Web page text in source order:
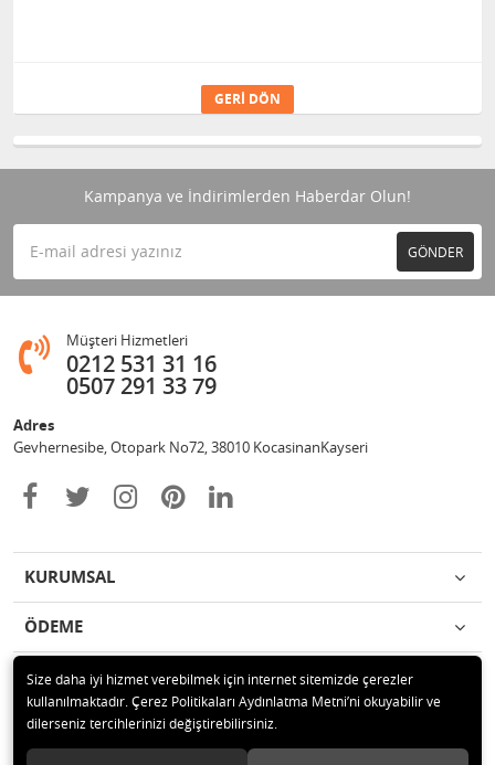
GERI DÖN
Kampanya ve İndirimlerden Haberdar Olun!
GÖNDER
Müşteri Hizmetleri
0212 531 31 16
0507 291 33 79
Adres
Gevhernesibe, Otopark No72, 38010 KocasinanKayseri
KURUMSAL
ÖDEME
İLETİŞİM
© 2020 Çağrı Medikal Tekerlekli Sandalye Mağazası Tüm hakları saklıdır.
Size daha iyi hizmet verebilmek için internet sitemizde çerezler
kullanılmaktadır. Çerez Politikaları Aydınlatma Metni’ni okuyabilir ve
dilerseniz tercihlerinizi değiştirebilirsiniz.